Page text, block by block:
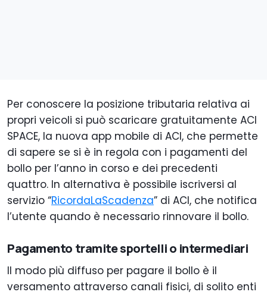
Per conoscere la posizione tributaria relativa ai
propri veicoli si può scaricare gratuitamente ACI
SPACE, la nuova app mobile di ACI, che permette
di sapere se si è in regola con i pagamenti del
bollo per l’anno in corso e dei precedenti
quattro. In alternativa è possibile iscriversi al
servizio “RicordaLaScadenza” di ACI, che notifica
l’utente quando è necessario rinnovare il bollo.
Pagamento tramite sportelli o intermediari
Il modo più diffuso per pagare il bollo è il
versamento attraverso canali fisici, di solito enti